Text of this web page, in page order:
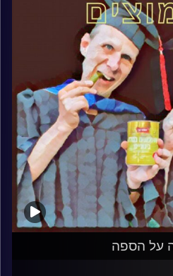
על הספה